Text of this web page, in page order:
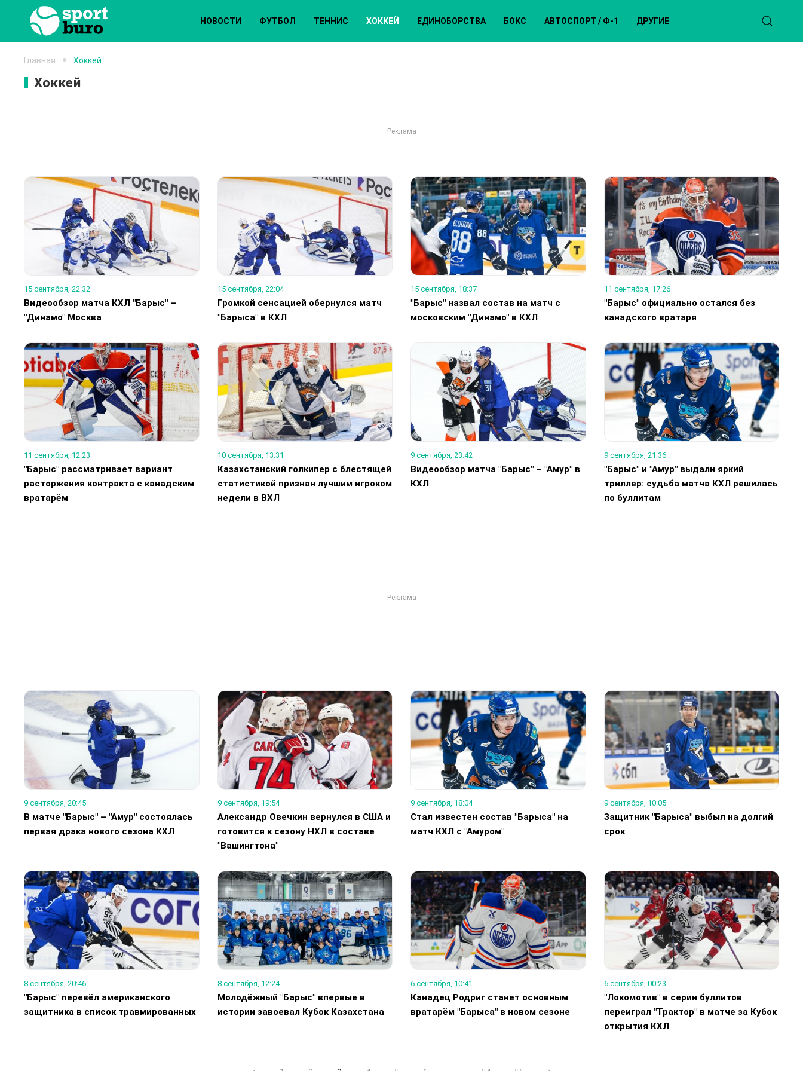
НОВОСТИ ФУТБОЛ ТЕННИС ХОККЕЙ ЕДИНОБОРСТВА БОКС АВТОСПОРТ / Ф-1 ДРУГИЕ
Главная Хоккей
Хоккей
15 сентября, 22:32
Видеообзор матча КХЛ "Барыс" –
"Динамо" Москва
15 сентября, 22:04
Громкой сенсацией обернулся матч
"Барыса" в КХЛ
15 сентября, 18:37
"Барыс" назвал состав на матч с
московским "Динамо" в КХЛ
11 сентября, 17:26
"Барыс" официально остался без
канадского вратаря
11 сентября, 12:23
"Барыс" рассматривает вариант
расторжения контракта с канадским
вратарём
10 сентября, 13:31
Казахстанский голкипер с блестящей
статистикой признан лучшим игроком
недели в ВХЛ
9 сентября, 23:42
Видеообзор матча "Барыс" – "Амур" в
КХЛ
9 сентября, 21:36
"Барыс" и "Амур" выдали яркий
триллер: судьба матча КХЛ решилась
по буллитам
9 сентября, 20:45
В матче "Барыс" – "Амур" состоялась
первая драка нового сезона КХЛ
9 сентября, 19:54
Александр Овечкин вернулся в США и
готовится к сезону НХЛ в составе
"Вашингтона"
9 сентября, 18:04
Стал известен состав "Барыса" на
матч КХЛ с "Амуром"
9 сентября, 10:05
Защитник "Барыса" выбыл на долгий
срок
8 сентября, 20:46
"Барыс" перевёл американского
защитника в список травмированных
8 сентября, 12:24
Молодёжный "Барыс" впервые в
истории завоевал Кубок Казахстана
6 сентября, 10:41
Канадец Родриг станет основным
вратарём "Барыса" в новом сезоне
6 сентября, 00:23
"Локомотив" в серии буллитов
переиграл "Трактор" в матче за Кубок
открытия КХЛ